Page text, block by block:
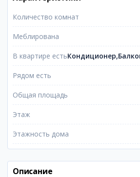
Количество комнат
Меблирована
В квартире есть
Рядом есть
Общая площадь
Этаж
Этажность дома
Описание